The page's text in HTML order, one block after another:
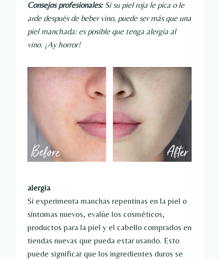
Consejos profesionales: Si su piel roja le pica o le
arde después de beber vino, puede ser más que una
piel manchada: es posible que tenga alergia al
vino. ¡Ay horror!
alergia
Si experimenta manchas repentinas en la piel o
síntomas nuevos, evalúe los cosméticos,
productos para la piel y el cabello comprados en
tiendas nuevas que pueda estar usando. Esto
puede significar que los ingredientes duros se